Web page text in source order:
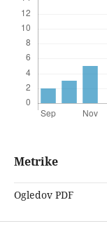
Metrike
Ogledov PDF